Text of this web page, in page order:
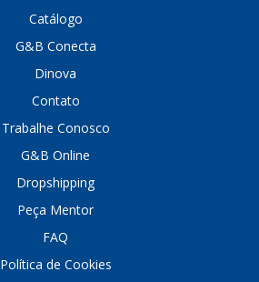
Catálogo
G&B Conecta
Dinova
Contato
Trabalhe Conosco
G&B Online
Dropshipping
Peça Mentor
FAQ
Política de Cookies